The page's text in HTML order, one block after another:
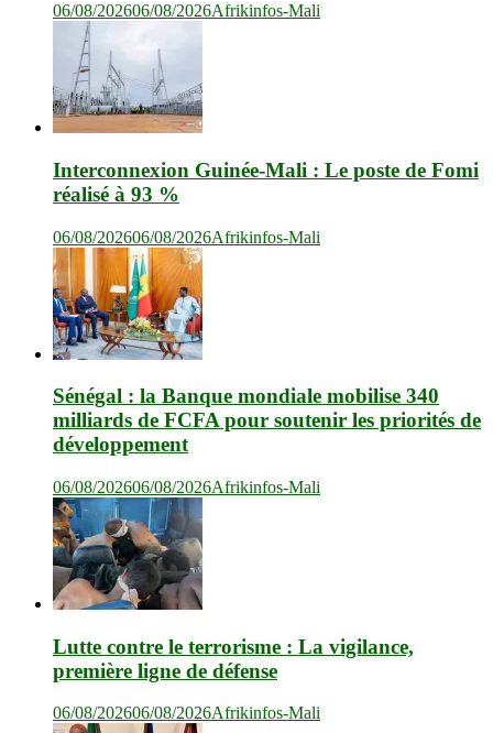
06/08/202606/08/2026Afrikinfos-Mali
Interconnexion Guinée-Mali : Le poste de Fomi
réalisé à 93 %
06/08/202606/08/2026Afrikinfos-Mali
Sénégal : la Banque mondiale mobilise 340
milliards de FCFA pour soutenir les priorités de
développement
06/08/202606/08/2026Afrikinfos-Mali
Lutte contre le terrorisme : La vigilance,
première ligne de défense
06/08/202606/08/2026Afrikinfos-Mali